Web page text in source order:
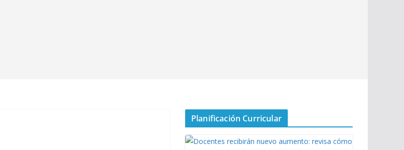
Planificación Curricular